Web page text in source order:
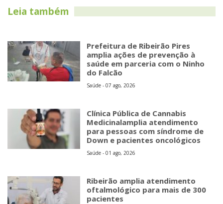
Leia também
Prefeitura de Ribeirão Pires
amplia ações de prevenção à
saúde em parceria com o Ninho
do Falcão
Saúde - 07 ago, 2026
Clínica Pública de Cannabis
Medicinalamplia atendimento
para pessoas com síndrome de
Down e pacientes oncológicos
Saúde - 01 ago, 2026
Ribeirão amplia atendimento
oftalmológico para mais de 300
pacientes